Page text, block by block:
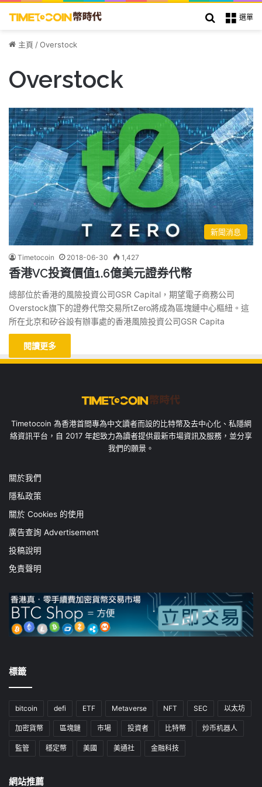
選單
搜索
主頁 /Overstock
Overstock
新聞消息
Timetocoin 2018-06-30 1,427
香港VC投資價值1.6億美元證券代幣
總部位於香港的風險投資公司GSR Capital，期望電子商務公司
Overstock旗下的證券代幣交易所tZero將成為區塊鏈中心樞紐。這
所在北京和矽谷設有辦事處的香港風險投資公司GSR Capita
閱讀更多
Timetocoin 為香港首間專為中文讀者而設的比特幣及去中心化、私隱網
絡資訊平台，自 2017 年起致力為讀者提供最新市場資訊及服務，並分享
我們的願景。
關於我們
隱私政策
關於 Cookies 的使用
廣告查詢 Advertisement
投稿說明
免責聲明
標籤
bitcoin defi ETF Metaverse NFT SEC 以太坊
加密貨幣 區塊鏈 市場 投資者 比特幣 炒币机器人
監管 穩定幣 美國 美通社 金融科技
網站推薦